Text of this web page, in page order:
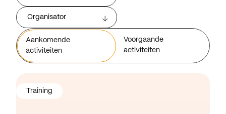
Organisator
Aankomende
activiteiten
Voorgaande
activiteiten
Training